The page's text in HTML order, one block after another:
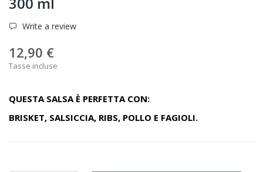
Write a review
12,90 €
Tasse incluse
QUESTA SALSA È PERFETTA CON:
BRISKET, SALSICCIA, RIBS, POLLO E FAGIOLI.